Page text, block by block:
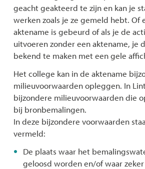
geacht geakteerd te zijn en kan je
werken zoals je ze gemeld hebt. Of
aktename is gebeurd of als je de
uitvoeren zonder een aktename, je
bekend te maken met een gele
Het college kan in de aktename
milieuvoorwaarden opleggen. In
bijzondere milieuvoorwaarden die
bij bronbemalingen.
In deze bijzondere voorwaarden
vermeld:
De plaats waar het
geloosd worden en/of waar